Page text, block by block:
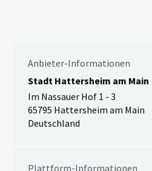
Anbieter-Informationen
Stadt Hattersheim am Main
Im Nassauer Hof 1 - 3
65795 Hattersheim am Main
Deutschland
Plattform-Informationen